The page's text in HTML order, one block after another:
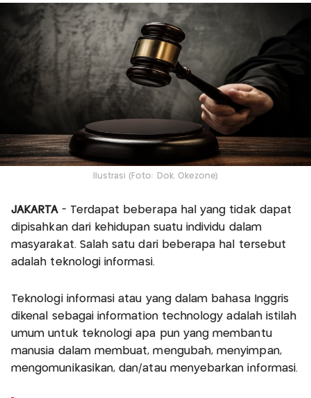
Ilustrasi (Foto: Dok. Okezone)
JAKARTA - Terdapat beberapa hal yang tidak dapat
dipisahkan dari kehidupan suatu individu dalam
masyarakat. Salah satu dari beberapa hal tersebut
adalah teknologi informasi.
Teknologi informasi atau yang dalam bahasa Inggris
dikenal sebagai information technology adalah istilah
umum untuk teknologi apa pun yang membantu
manusia dalam membuat, mengubah, menyimpan,
mengomunikasikan, dan/atau menyebarkan informasi.